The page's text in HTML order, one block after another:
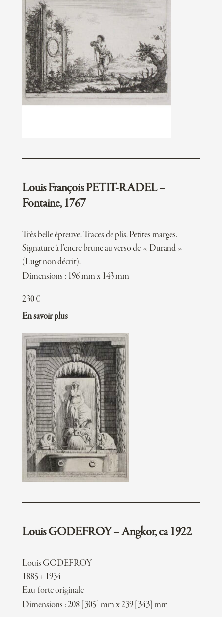
Louis François PETIT-RADEL –
Fontaine, 1767
Très belle épreuve. Traces de plis. Petites marges.
Signature à l’encre brune au verso de « Durand »
(Lugt non décrit).
Dimensions : 196 mm x 143 mm
230€
En savoir plus
Louis GODEFROY – Angkor, ca 1922
Louis GODEFROY
1885 + 1934
Eau-forte originale
Dimensions : 208 [305] mm x 239 [343] mm